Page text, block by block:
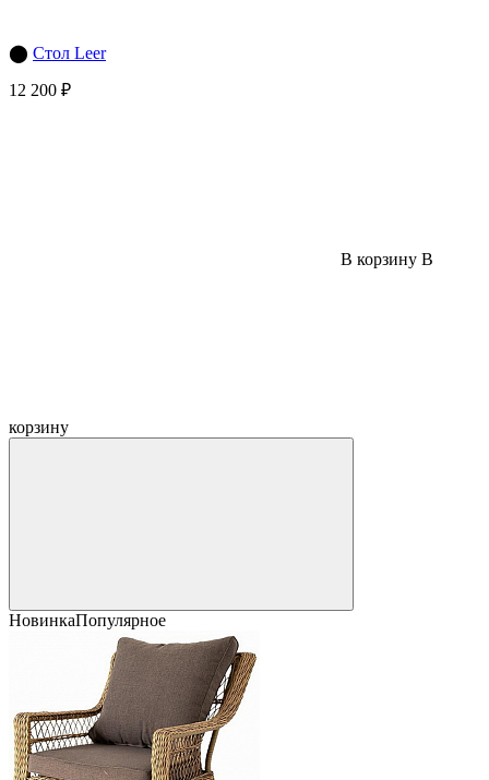
⬤ Стол Leer
12 200 ₽
В корзину В
корзину
НовинкаПопулярное